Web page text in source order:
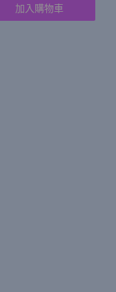
加入購物車